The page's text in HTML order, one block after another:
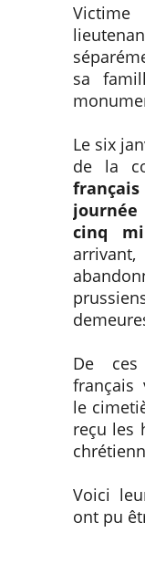
sa
Le six
de la
cinq
De
français
le
reçu les
Voici
ont pu